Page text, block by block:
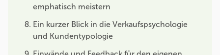
emphatisch meistern
Ein kurzer Blick in die Verkaufspsychologie
und Kundentypologie